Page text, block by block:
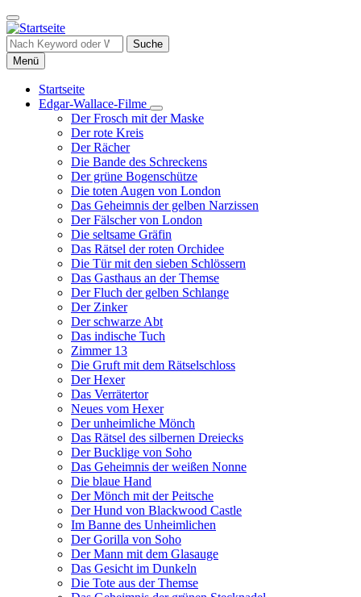
Direkt
zum
Inhalt
Suche
Menü
Hauptnavigation
Startseite
Edgar-Wallace-Filme
Unternavigation
von
Filme
Der Frosch mit der Maske
Der rote Kreis
Der Rächer
Die Bande des Schreckens
Der grüne Bogenschütze
Die toten Augen von London
Das Geheimnis der gelben Narzissen
Der Fälscher von London
Die seltsame Gräfin
Das Rätsel der roten Orchidee
Die Tür mit den sieben Schlössern
Das Gasthaus an der Themse
Der Fluch der gelben Schlange
Der Zinker
Der schwarze Abt
Das indische Tuch
Zimmer 13
Die Gruft mit dem Rätselschloss
Der Hexer
Das Verrätertor
Neues vom Hexer
Der unheimliche Mönch
Das Rätsel des silbernen Dreiecks
Der Bucklige von Soho
Das Geheimnis der weißen Nonne
Die blaue Hand
Der Mönch mit der Peitsche
Der Hund von Blackwood Castle
Im Banne des Unheimlichen
Der Gorilla von Soho
Der Mann mit dem Glasauge
Das Gesicht im Dunkeln
Die Tote aus der Themse